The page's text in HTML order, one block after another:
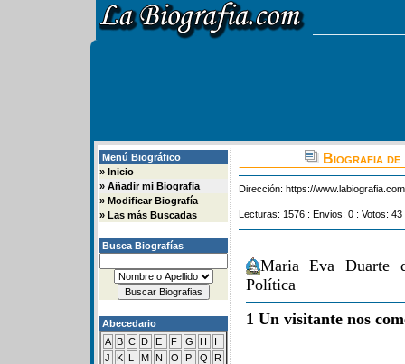
Menú Biográfico
» Inicio
» Añadir mi Biografia
» Modificar Biografía
» Las más Buscadas
Busca Biografías
Abecedario
A B C D E F G H
I
J
K L M N O P Q
R
Biografia
Dirección: https://
Lecturas: 1576 : Envios: 0 : Votos:
Maria Eva Duarte
Política
1 Un visitante nos